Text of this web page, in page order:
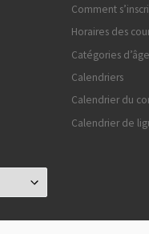
Comment
Horaires des
Catégories
Calendriers
Calendrier du
Calendrier de